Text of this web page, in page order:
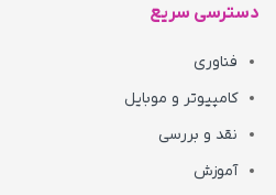
دسترسی سریع
فناوری
کامپیوتر و موبایل
نقد و بررسی
آموزش